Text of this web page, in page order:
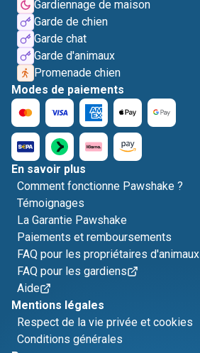
Gardiennage de maison
Garde de chien
Garde chat
Garde d'animaux
Promenade chien
Modes de paiements
En savoir plus
Comment fonctionne Pawshake ?
Témoignages
La Garantie Pawshake
Paiements et remboursements
FAQ pour les propriétaires d'animaux
FAQ pour les gardiens
Aide
Mentions légales
Respect de la vie privée et cookies
Conditions générales